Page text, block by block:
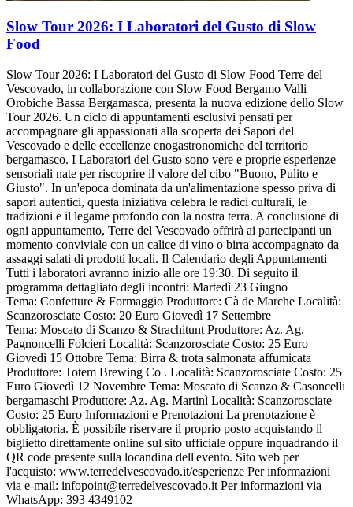
Slow Tour 2026: I Laboratori del Gusto di Slow
Food
Slow Tour 2026: I Laboratori del Gusto di Slow Food Terre del
Vescovado, in collaborazione con Slow Food Bergamo Valli
Orobiche Bassa Bergamasca, presenta la nuova edizione dello Slow
Tour 2026. Un ciclo di appuntamenti esclusivi pensati per
accompagnare gli appassionati alla scoperta dei Sapori del
Vescovado e delle eccellenze enogastronomiche del territorio
bergamasco. I Laboratori del Gusto sono vere e proprie esperienze
sensoriali nate per riscoprire il valore del cibo "Buono, Pulito e
Giusto". In un'epoca dominata da un'alimentazione spesso priva di
sapori autentici, questa iniziativa celebra le radici culturali, le
tradizioni e il legame profondo con la nostra terra. A conclusione di
ogni appuntamento, Terre del Vescovado offrirà ai partecipanti un
momento conviviale con un calice di vino o birra accompagnato da
assaggi salati di prodotti locali. Il Calendario degli Appuntamenti
Tutti i laboratori avranno inizio alle ore 19:30. Di seguito il
programma dettagliato degli incontri: Martedì 23 Giugno
Tema: Confetture & Formaggio Produttore: Cà de Marche Località:
Scanzorosciate Costo: 20 Euro Giovedì 17 Settembre
Tema: Moscato di Scanzo & Strachitunt Produttore: Az. Ag.
Pagnoncelli Folcieri Località: Scanzorosciate Costo: 25 Euro
Giovedì 15 Ottobre Tema: Birra & trota salmonata affumicata
Produttore: Totem Brewing Co . Località: Scanzorosciate Costo: 25
Euro Giovedì 12 Novembre Tema: Moscato di Scanzo & Casoncelli
bergamaschi Produttore: Az. Ag. Martinì Località: Scanzorosciate
Costo: 25 Euro Informazioni e Prenotazioni La prenotazione è
obbligatoria. È possibile riservare il proprio posto acquistando il
biglietto direttamente online sul sito ufficiale oppure inquadrando il
QR code presente sulla locandina dell'evento. Sito web per
l'acquisto: www.terredelvescovado.it/esperienze Per informazioni
via e-mail: infopoint@terredelvescovado.it Per informazioni via
WhatsApp: 393 4349102